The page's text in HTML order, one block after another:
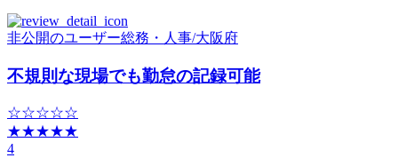
非公開のユーザー総務・人事/大阪府
不規則な現場でも勤怠の記録可能
☆☆☆☆☆
★★★★★
4